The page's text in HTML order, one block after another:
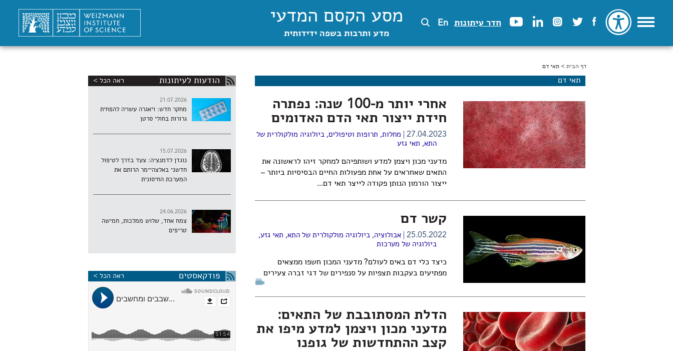
חדר עיתונות En מסע הקסם המדעי
מדע ותרבות בשפה ידידותית
הינך נמצא כאן
דף הבית > תאי דם
תאי דם
אחרי יותר מ-100 שנה: נפתרה
חידת ייצור תאי הדם האדומים
27.04.2023 מחלות, תרופות וטיפולים,ביולוגיה מולקולרית של
התא, תאי גזע
מדעני מכון ויצמן למדע ושותפיהם למחקר זיהו לראשונה את
התאים שאחראים על אחת מפעולות החיים הבסיסיות ביותר –
ייצור הורמון הנותן פקודה לייצר תאי דם...
קשר דם
25.05.2022 אבולוציה,ביולוגיה מולקולרית של התא, תאי גזע,
ביולוגיה של מערכות
כיצד כלי דם באים לעולם? מדעני המכון חשפו ממצאים
מפתיעים בעקבות תצפיות על סנפירים של דגי זברה צעירים
הדלת המסתובבת של התאים:
מדעני מכון ויצמן למדע מיפו את
קצב ההתחדשות של גופנו
הודעות לעיתונות ראה הכל >
21.07.2026
מחקר חדש: ויאגרה עשויה להפחית
גרורות בחולי סרטן
15.07.2026
נוגדן לדמנציה: צעד בדרך לטיפול
חדשני באלצהיימר הרותם את
המערכת החיסונית
24.06.2026
צמח אחד, שלוש ממלכות, חמישה
טריפים
פודקאסטים ראה הכל >